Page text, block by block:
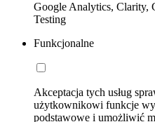
Google Analytics, Clarity,
Testing
Funkcjonalne
Akceptacja tych usług
użytkownikowi funkcje
podstawowe i umożliwić